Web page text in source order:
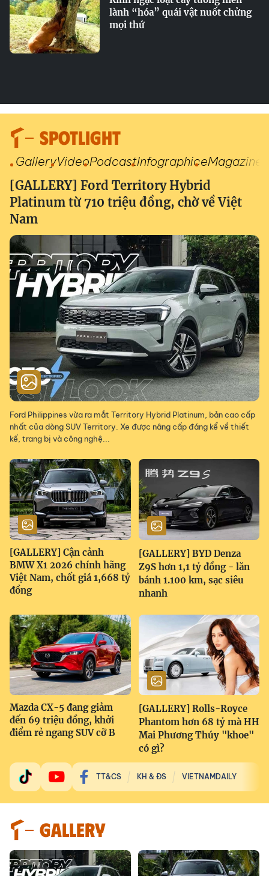
lành “hóa” quái vật nuốt chửng
mọi thứ
SPOTLIGHT
GalleryVideoPodcastInfographiceMagazine
[GALLERY] Ford Territory Hybrid
Platinum từ 710 triệu đồng, chờ về Việt
Nam
Ford Philippines vừa ra mắt Territory Hybrid Platinum, bản cao cấp
nhất của dòng SUV Territory. Xe được nâng cấp đáng kể về thiết
kế, trang bị và công nghệ...
[GALLERY] Cận cảnh
BMW X1 2026 chính hãng
Việt Nam, chốt giá 1,668 tỷ
đồng
[GALLERY] BYD Denza
Z9S hơn 1,1 tỷ đồng - lăn
bánh 1.100 km, sạc siêu
nhanh
Mazda CX-5 đang giảm
đến 69 triệu đồng, khởi
điểm rẻ ngang SUV cỡ B
[GALLERY] Rolls-Royce
Phantom hơn 68 tỷ mà HH
Mai Phương Thúy "khoe"
có gì?
TT&CS KH & ĐS VIETNAMDAILY
GALLERY